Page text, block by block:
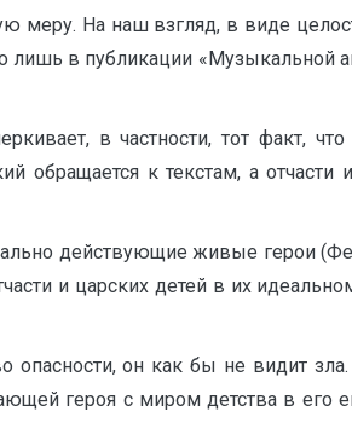
меру. На наш взгляд, в виде
лишь в публикации «Музыкальной
в частности, тот факт,
обращается к текстам, а отчасти
действующие живые герои
и царских детей в их
опасности, он как бы не видит
героя с миром детства в его